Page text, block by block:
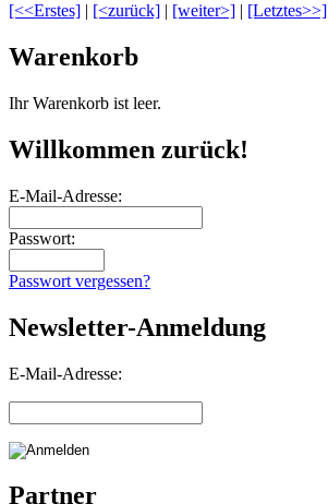
[<<Erstes] | [<zurück] | [weiter>] | [Letztes>>]
Warenkorb
Ihr Warenkorb ist leer.
Willkommen zurück!
E-Mail-Adresse:
Passwort:
Passwort vergessen?
Newsletter-Anmeldung
E-Mail-Adresse:
Partner